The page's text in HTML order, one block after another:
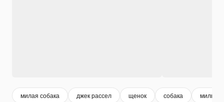
милая собака джек рассел щенок собака милый